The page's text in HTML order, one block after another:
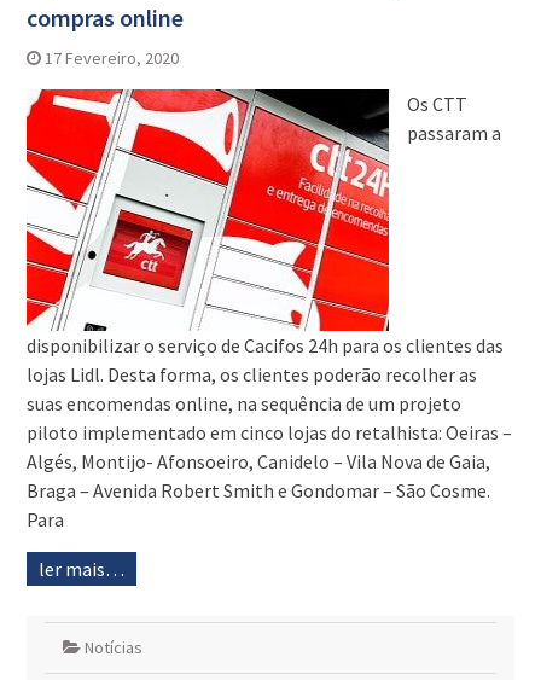
compras online
17 Fevereiro, 2020
Os CTT
passaram a
disponibilizar o serviço de Cacifos 24h para os clientes das
lojas Lidl. Desta forma, os clientes poderão recolher as
suas encomendas online, na sequência de um projeto
piloto implementado em cinco lojas do retalhista: Oeiras –
Algés, Montijo- Afonsoeiro, Canidelo – Vila Nova de Gaia,
Braga – Avenida Robert Smith e Gondomar – São Cosme.
Para
ler mais…
Notícias